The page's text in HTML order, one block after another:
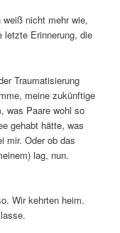
nicht mehr wie,
letzte Erinnerung, die
Traumatisierung
meine zukünftige
was Paare wohl so
gehabt hätte, was
mir. Oder ob das
lag, nun.
Wir kehrten heim.